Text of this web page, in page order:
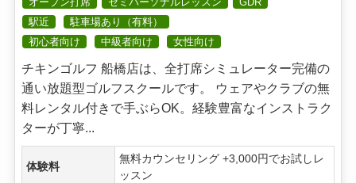
駅近
駐車場あり（有料）
初心者向け
中級者向け 女性向け
チキンゴルフ 船橋店は、全打席シミュレーター完備の
通い放題型ゴルフスクールです。 ウェアやクラブの無
料レンタル付きで手ぶらOK。経験豊富なインストラク
ターが丁寧...
体験料
無料カウンセリング +3,000円でお試しレ
ッスン